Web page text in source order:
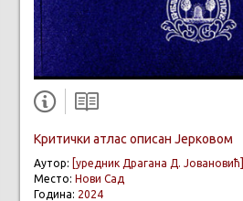
Критички атлас описан Јерковом
Аутор: [уредник Драгана Д. Јовановић]
Место: Нови Сад
Година: 2024